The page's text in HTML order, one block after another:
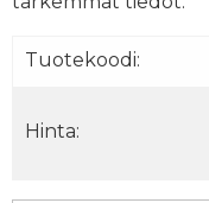
Tuotekoodi:
Hinta: